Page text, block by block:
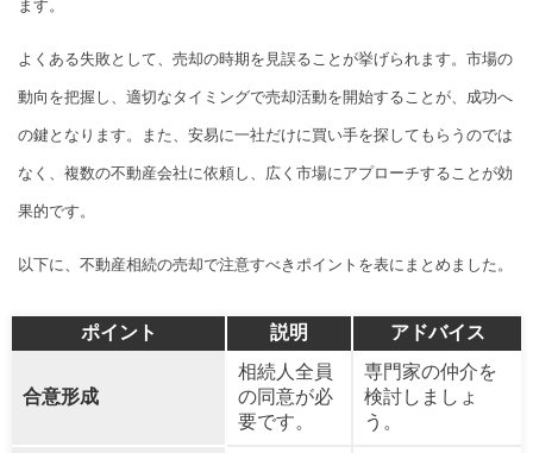
ます。
よくある失敗として、売却の時期を見誤ることが挙げられます。市場の
動向を把握し、適切なタイミングで売却活動を開始することが、成功へ
の鍵となります。また、安易に一社だけに買い手を探してもらうのでは
なく、複数の不動産会社に依頼し、広く市場にアプローチすることが効
果的です。
以下に、不動産相続の売却で注意すべきポイントを表にまとめました。
ポイント 説明 アドバイス
合意形成
相続人全員
の同意が必
要です。
専門家の仲介を
検討しましょ
う。